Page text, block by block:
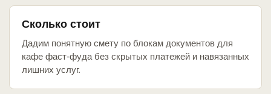
Сколько стоит
Дадим понятную смету по блокам документов для
кафе фаст-фуда без скрытых платежей и навязанных
лишних услуг.